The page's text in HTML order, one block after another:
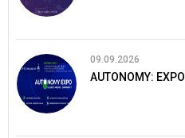
09.09.2026
AUTONOMY: EXPO